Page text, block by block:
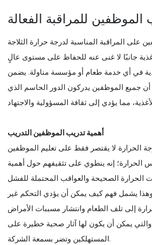
الموظفين للمراقبة الفعالة
على المراقبة المناسبة لدرجة حرارة الثلاجة
جانبًا لا غنى عنه للحفاظ على مستوى عالٍ
في أي خدمة طعام أو مؤسسة مناولة. يضمن
جميع الموظفين يدركون الدور الحاسم الذي
أهمية تدريب الموظفين التدريب
الحرارة لا يقتصر فقط على تعليم الموظفين
الحرارة؛ إنه ينطوي على تثقيفهم حول أهمية
الحرارة الصحيحة والعواقب المحتملة للفشل
يشمل فهم كيف يمكن أن يؤدي التحكم غير
إلى تلف الطعام وانتشار مسببات الأمراض
والتي يمكن أن يكون لها آثار صحية خطيرة على
المستهلكين وتضر بسمعة الشركة.